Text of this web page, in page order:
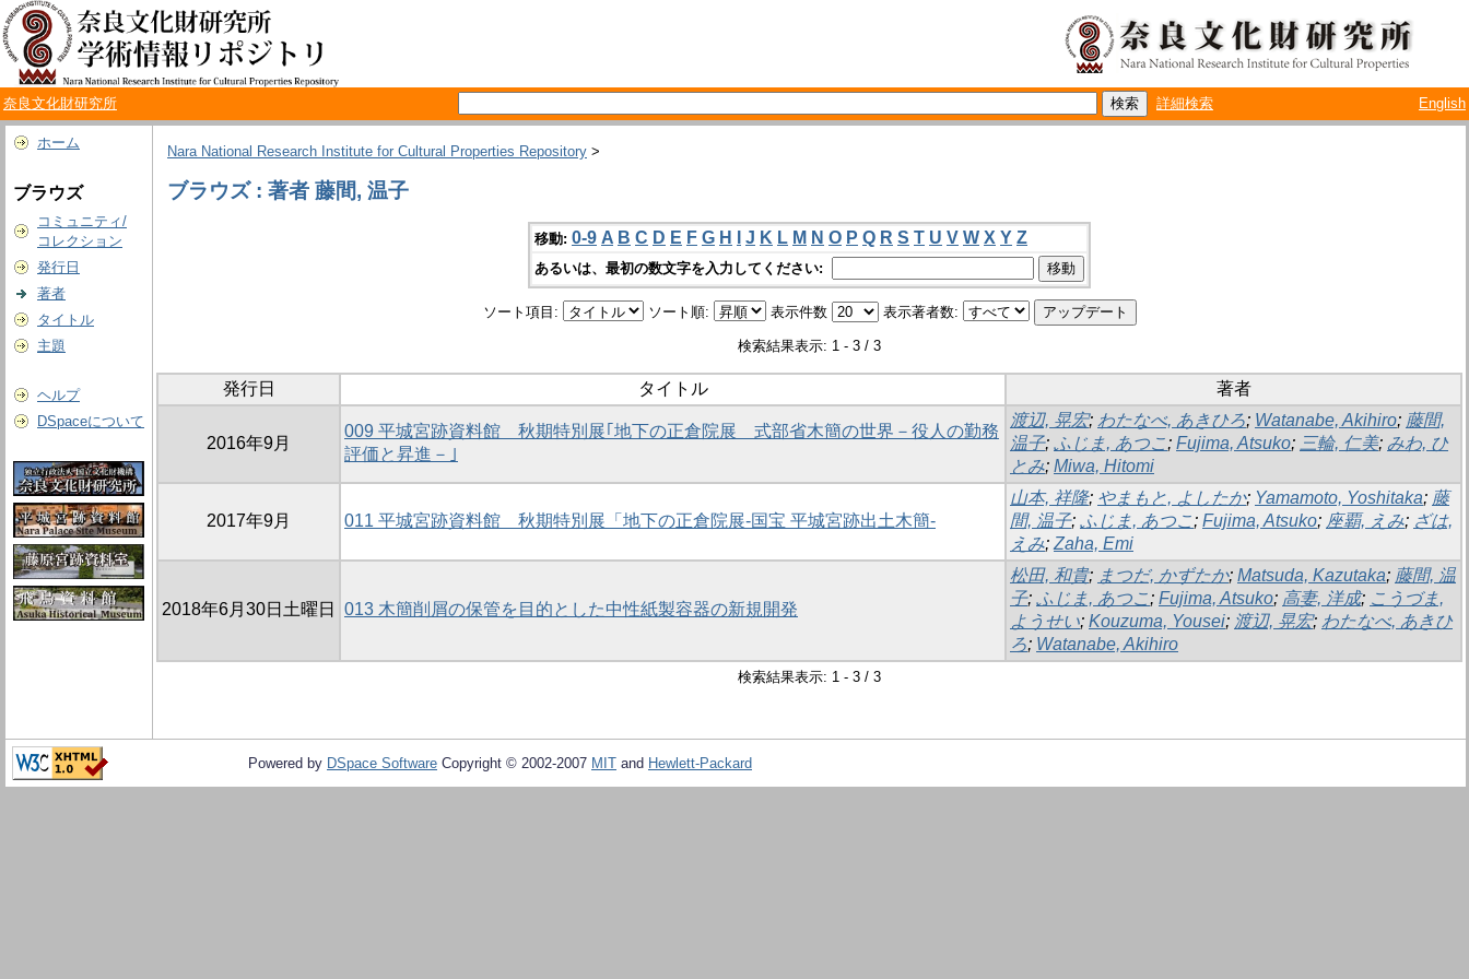
奈良文化財研究所 詳細検索 English
ホーム
ブラウズ
コミュニティ/
コレクション
発行日
著者
タイトル
主題
ヘルプ
DSpaceについて
Nara National Research Institute for Cultural Properties Repository >
ブラウズ : 著者 藤間, 温子
移動: 0-9 A B C D E F G H J K L M N O P Q R S T U V W X Y Z
あるいは、最初の数文字を入力してください:
ソート項目: ソート順: 表示件数 表示著者数:
検索結果表示: 1 - 3 / 3
発行日 タイトル 著者
2016年9月
009 平城宮跡資料館 秋期特別展｢地下の正倉院展 式部省木簡の世界－役人の勤務
評価と昇進－｣
渡辺, 晃宏; わたなべ, あきひろ; Watanabe, Akihiro; 藤間,
温子; ふじま, あつこ; Fujima, Atsuko; 三輪, 仁美; みわ, ひ
とみ; Miwa, Hitomi
2017年9月 011 平城宮跡資料館 秋期特別展「地下の正倉院展-国宝 平城宮跡出土木簡-
山本, 祥隆; やまもと, よしたか; Yamamoto, Yoshitaka; 藤
間, 温子; ふじま, あつこ; Fujima, Atsuko; 座覇, えみ; ざは,
えみ; Zaha, Emi
2018年6月30日土曜日 013 木簡削屑の保管を目的とした中性紙製容器の新規開発
松田, 和貴; まつだ, かずたか; Matsuda, Kazutaka; 藤間, 温
子; ふじま, あつこ; Fujima, Atsuko; 高妻, 洋成; こうづま,
ようせい; Kouzuma, Yousei; 渡辺, 晃宏; わたなべ, あきひ
ろ; Watanabe, Akihiro
検索結果表示: 1 - 3 / 3
Powered by DSpace Software Copyright © 2002-2007 MIT and Hewlett-Packard